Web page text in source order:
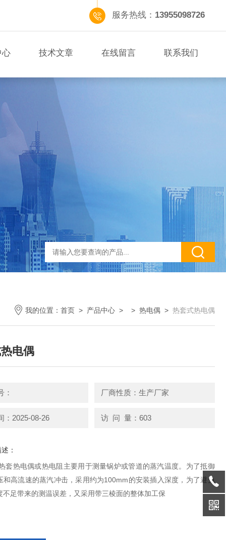
服务热线： 13955098726
心 技术文章 在线留言 联系我们
我的位置： 首页 > 产品中心 > > 热电偶 > 热套式热电偶
电偶
： 厂商性质：生产厂家
：2025-08-26 访 问 量：603
：
套热电偶或热电阻主要用于测量锅炉或管道的蒸汽温度。为了抵御
和高流速的蒸汽冲击，采用约为100mm的安装插入深度，为了避免
不足带来的测温误差，又采用带三棱面的整体加工保